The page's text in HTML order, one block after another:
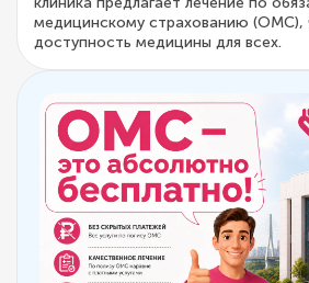
медицинскому страхованию (ОМС),
доступность медицины для всех.